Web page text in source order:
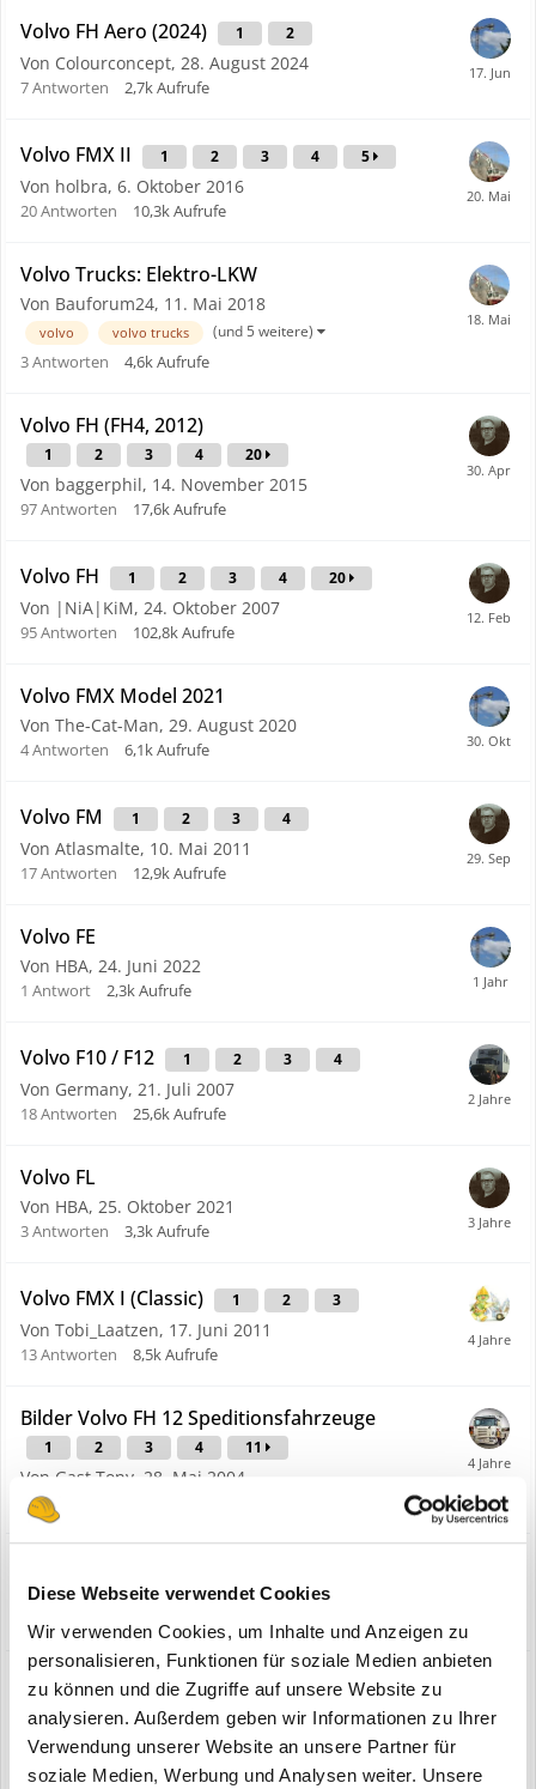
Diese Webseite verwendet Cookies
Wir verwenden Cookies, um Inhalte und Anzeigen zu
personalisieren, Funktionen für soziale Medien anbieten
zu können und die Zugriffe auf unsere Website zu
analysieren. Außerdem geben wir Informationen zu Ihrer
Verwendung unserer Website an unsere Partner für
soziale Medien, Werbung und Analysen weiter. Unsere
Volvo FH Aero (2024) 1 2
Von Colourconcept, 28. August 2024
7Antworten 2,7kAufrufe
Volvo FMX II 1 2 3 4 5
Von holbra, 6. Oktober 2016
20Antworten 10,3kAufrufe
Volvo Trucks: Elektro-LKW
Von Bauforum24, 11. Mai 2018
volvo volvo trucks (und 5 weitere)
3Antworten 4,6kAufrufe
Volvo FH (FH4, 2012)
1 2 3 4 20
Von baggerphil, 14. November 2015
97Antworten 17,6kAufrufe
Volvo FH 1 2 3 4 20
Von |NiA|KiM, 24. Oktober 2007
95Antworten 102,8kAufrufe
Volvo FMX Model 2021
Von The-Cat-Man, 29. August 2020
4Antworten 6,1kAufrufe
Volvo FM 1 2 3 4
Von Atlasmalte, 10. Mai 2011
17Antworten 12,9kAufrufe
Volvo FE
Von HBA, 24. Juni 2022
1 Antwort 2,3kAufrufe
Volvo F10 / F12 1 2 3 4
Von Germany, 21. Juli 2007
18Antworten 25,6kAufrufe
Volvo FL
Von HBA, 25. Oktober 2021
3Antworten 3,3kAufrufe
Volvo FMX I (Classic) 1 2 3
Von Tobi_Laatzen, 17. Juni 2011
13Antworten 8,5kAufrufe
Bilder Volvo FH 12 Speditionsfahrzeuge
1 2 3 4 11
Von Gast Tony, 28. Mai 2004
51Antworten
Von tomac,8. Juli 2018
Volvo Trucks: Lkw aus zweiter Hand
Von Bauforum24,24. April 2018
volvo trucks finnland gebrauchtfahrzeuggeschäft
(und 6 weitere)